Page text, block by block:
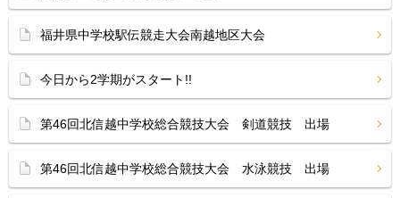
福井県中学校駅伝競走大会南越地区大会
今日から2学期がスタート!!
第46回北信越中学校総合競技大会 剣道競技 出場
第46回北信越中学校総合競技大会 水泳競技 出場